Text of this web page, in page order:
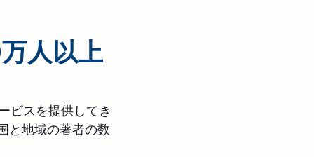
人以上
ビスを提供してき
と地域の著者の数